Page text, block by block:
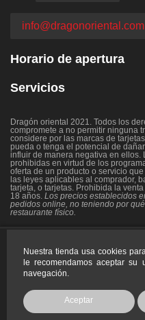
Nuestra tienda usa cookies
le recomendamos aceptar su
navegación.
Aceptar
info@dragonoriental.com
Horario de apertura
Servicios
Dragón oriental 2021. Todos los
compromete a no permitir ninguna
considere por las marcas de
pueda o tenga el potencial de
influir de manera negativa en ellos.
prohibidas en virtud de los
oferta de un producto o servicio
las leyes aplicables al comprador,
tarjeta, o tarjetas. Prohibida la
18 años. Los precios establecidos
pedidos online, no teniendo por
restaurante físico.
Copyright 2021 - Todos los
derechos reservados.